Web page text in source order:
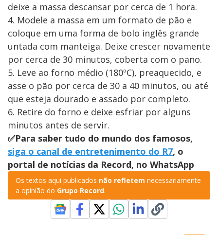
deixe a massa descansar por cerca de 1 hora.
4. Modele a massa em um formato de pão e
coloque em uma forma de bolo inglês grande
untada com manteiga. Deixe crescer novamente
por cerca de 30 minutos, coberta com o pano.
5. Leve ao forno médio (180ºC), preaquecido, e
asse o pão por cerca de 30 a 40 minutos, ou até
que esteja dourado e assado por completo.
6. Retire do forno e deixe esfriar por alguns
minutos antes de servir.
✅Para saber tudo do mundo dos famosos,
siga o canal de entretenimento do R7, o
portal de notícias da Record, no WhatsApp
Os textos aqui publicados não refletem necessariamente
a opinião do Grupo Record.